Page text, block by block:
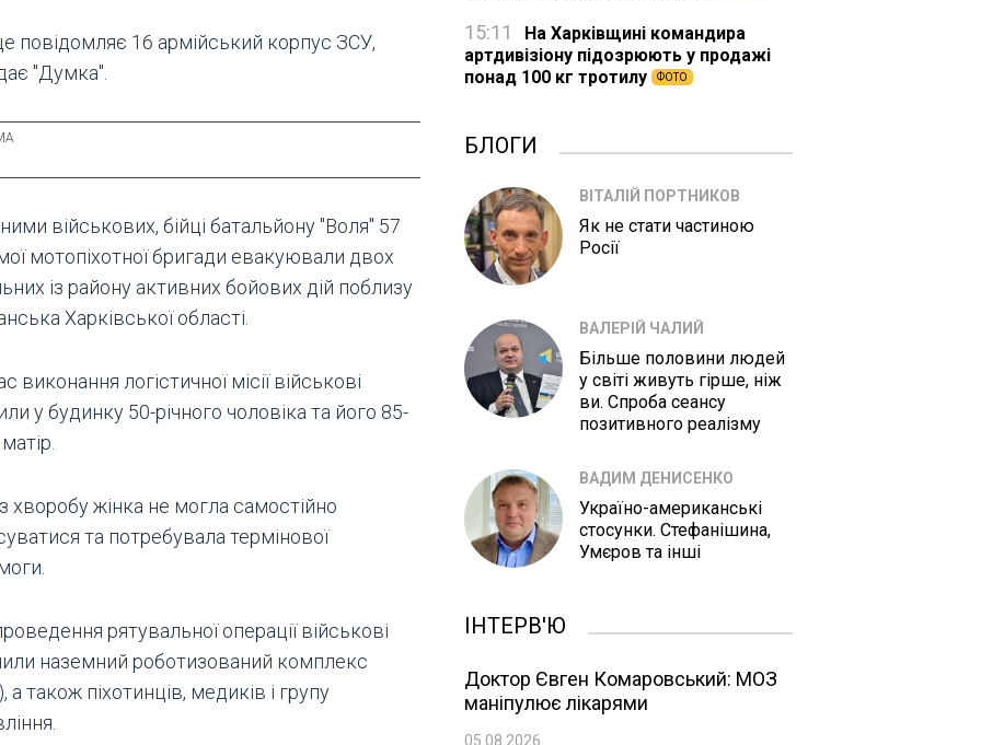
повідомляє 16 армійський корпус ЗСУ,
"Думка".
військових, бійці батальйону "Воля" 57
мотопіхотної бригади евакуювали двох
із району активних бойових дій поблизу
Харківської області.
виконання логістичної місії військові
у будинку 50-річного чоловіка та його 85-
хворобу жінка не могла самостійно
та потребувала термінової
рятувальної операції військові
наземний роботизований комплекс
також піхотинців, медиків і групу
15:11
На Харківщині командира
артдивізіону підозрюють у продажі
понад 100 кг тротилу
ФОТО
БЛОГИ
ВІТАЛІЙ ПОРТНИКОВ
Як не стати частиною
Росії
ВАЛЕРІЙ ЧАЛИЙ
Більше половини людей
у світі живуть гірше, ніж
ви. Спроба сеансу
позитивного реалізму
ВАДИМ ДЕНИСЕНКО
Україно-американські
стосунки. Стефанішина,
Умєров та інші
ІНТЕРВ'Ю
Доктор Євген Комаровський: МОЗ
маніпулює лікарями
05.08.2026